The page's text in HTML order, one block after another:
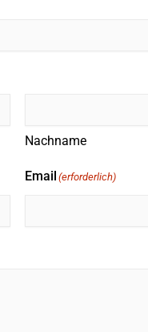
Nachname
Email (erforderlich)